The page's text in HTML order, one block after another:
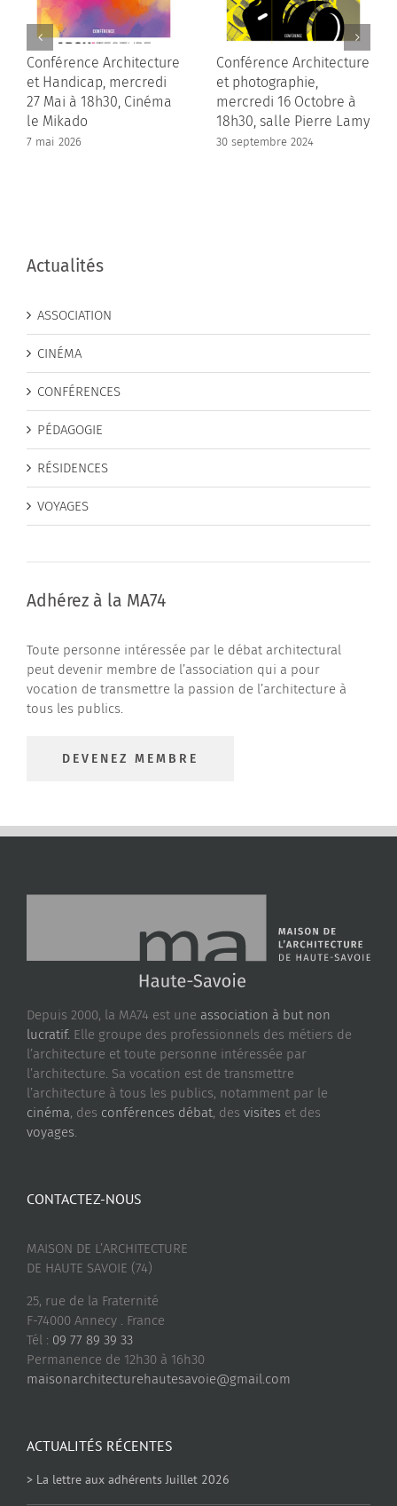
Conférence Architecture
et Handicap, mercredi
27 Mai à 18h30, Cinéma
le Mikado
7 mai 2026
Conférence Architecture
et photographie,
mercredi 16 Octobre à
18h30, salle Pierre Lamy
30 septembre 2024
Actualités
ASSOCIATION
CINÉMA
CONFÉRENCES
PÉDAGOGIE
RÉSIDENCES
VOYAGES
Adhérez à la MA74
Toute personne intéressée par le débat architectural
peut devenir membre de l’association qui a pour
vocation de transmettre la passion de l’architecture à
tous les publics.
DEVENEZ MEMBRE
Depuis 2000, la MA74 est une association à but non
lucratif. Elle groupe des professionnels des métiers de
l’architecture et toute personne intéressée par
l’architecture. Sa vocation est de transmettre
l’architecture à tous les publics, notamment par le
cinéma, des conférences débat, des visites et des
voyages.
ACTUALITÉS RÉCENTES
> La lettre aux adhérents Juillet 2026
CONTACTEZ-NOUS
MAISON DE L’ARCHITECTURE
DE HAUTE SAVOIE (74)
25, rue de la Fraternité
F-74000 Annecy . France
Tél : 09 77 89 39 33
Permanence de 12h30 à 16h30
maisonarchitecturehautesavoie@gmail.com